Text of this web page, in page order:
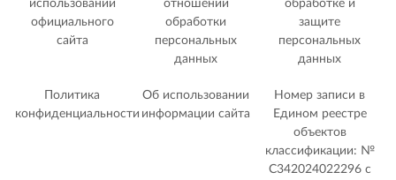
использовании
официального
сайта
отношении
обработки
персональных
данных
обработке и
защите
персональных
данных
Политика
конфиденциальности
Об использовании
информации сайта
Номер записи в
Едином реестре
объектов
классификации: №
С342024022296 c